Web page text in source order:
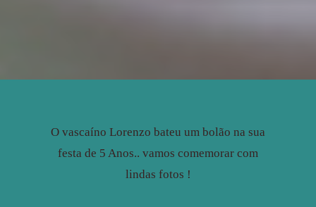
O vascaíno Lorenzo bateu um bolão na sua
festa de 5 Anos.. vamos comemorar com
lindas fotos !